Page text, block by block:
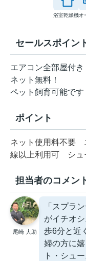
浴室乾燥機オ
セールスポイン
エアコン全部屋付き
ネット無料！
ペット飼育可能です
ポイント
ネット使用料不要
線以上利用可
シ
担当者のコメン
尾崎 大助
「スプラ
がイチオ
歩6分と近
婦の方に
ト・シュ